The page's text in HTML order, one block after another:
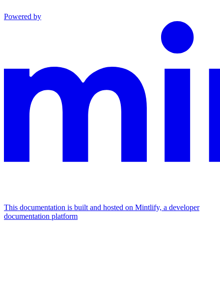
Powered by
This documentation is built and hosted on Mintlify, a developer
documentation platform